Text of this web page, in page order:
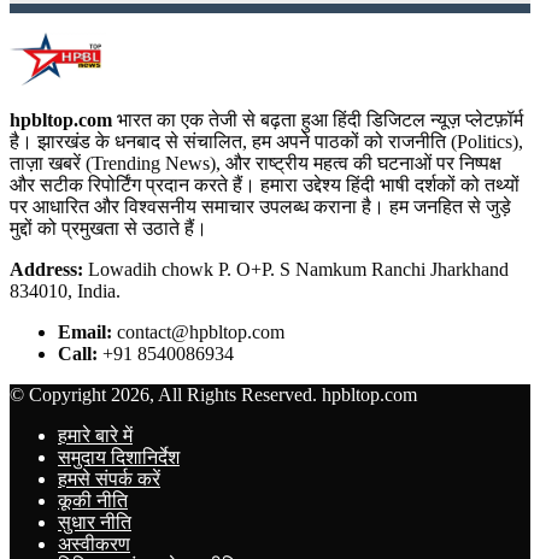
hpbltop.com भारत का एक तेजी से बढ़ता हुआ हिंदी डिजिटल न्यूज़ प्लेटफ़ॉर्म
है। झारखंड के धनबाद से संचालित, हम अपने पाठकों को राजनीति (Politics),
ताज़ा खबरें (Trending News), और राष्ट्रीय महत्व की घटनाओं पर निष्पक्ष
और सटीक रिपोर्टिंग प्रदान करते हैं। हमारा उद्देश्य हिंदी भाषी दर्शकों को तथ्यों
पर आधारित और विश्वसनीय समाचार उपलब्ध कराना है। हम जनहित से जुड़े
मुद्दों को प्रमुखता से उठाते हैं।
Address: Lowadih chowk P. O+P. S Namkum Ranchi Jharkhand
834010, India.
Email: contact@hpbltop.com
Call: +91 8540086934
© Copyright 2026, All Rights Reserved. hpbltop.com
हमारे बारे में
समुदाय दिशानिर्देश
हमसे संपर्क करें
कूकी नीति
सुधार नीति
अस्वीकरण